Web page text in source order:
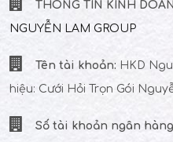
THÔNG TIN KINH
NGUYỄN LAM GROUP
Tên tài khoản: HKD
hiệu: Cưới Hỏi Trọn Gói
Số tài khoản ngân